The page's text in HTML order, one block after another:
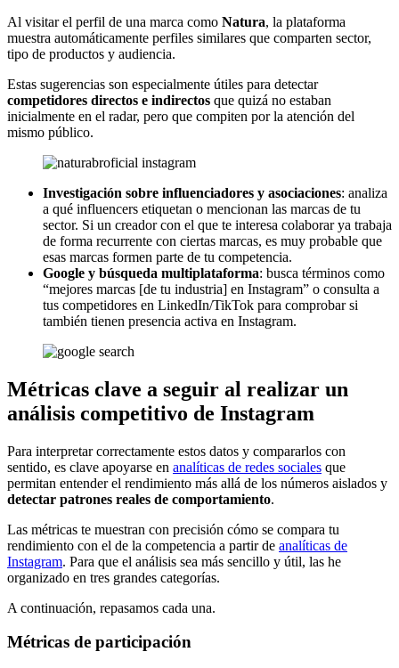
Al visitar el perfil de una marca como Natura, la plataforma
muestra automáticamente perfiles similares que comparten sector,
tipo de productos y audiencia.
Estas sugerencias son especialmente útiles para detectar
competidores directos e indirectos que quizá no estaban
inicialmente en el radar, pero que compiten por la atención del
mismo público.
Investigación sobre influenciadores y asociaciones: analiza
a qué influencers etiquetan o mencionan las marcas de tu
sector. Si un creador con el que te interesa colaborar ya trabaja
de forma recurrente con ciertas marcas, es muy probable que
esas marcas formen parte de tu competencia.
Google y búsqueda multiplataforma: busca términos como
“mejores marcas [de tu industria] en Instagram” o consulta a
tus competidores en LinkedIn/TikTok para comprobar si
también tienen presencia activa en Instagram.
Métricas clave a seguir al realizar un
análisis competitivo de Instagram
Para interpretar correctamente estos datos y compararlos con
sentido, es clave apoyarse en analíticas de redes sociales que
permitan entender el rendimiento más allá de los números aislados y
detectar patrones reales de comportamiento.
Las métricas te muestran con precisión cómo se compara tu
rendimiento con el de la competencia a partir de analíticas de
Instagram. Para que el análisis sea más sencillo y útil, las he
organizado en tres grandes categorías.
A continuación, repasamos cada una.
Métricas de participación